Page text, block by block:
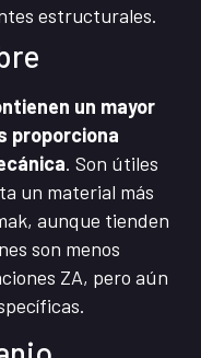
estructurales.
un mayor
proporciona
. Son útiles
un material más
aunque tienden
son menos
ZA, pero aún